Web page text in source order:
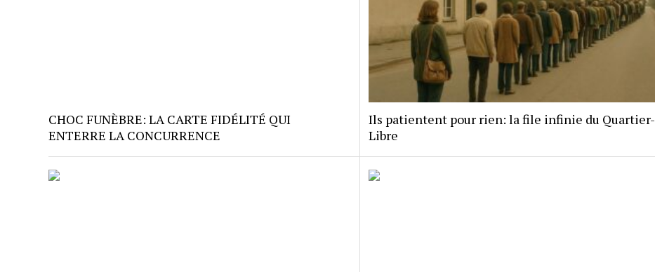
CHOC FUNÈBRE: LA CARTE FIDÉLITÉ QUI
ENTERRE LA CONCURRENCE
Ils patientent pour rien: la file infinie du Quartier-
Libre